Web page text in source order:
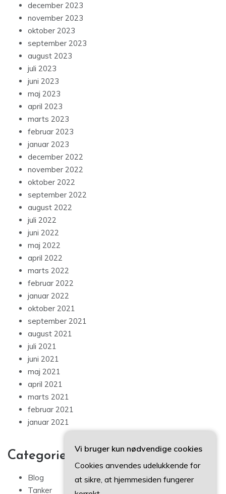
december 2023
november 2023
oktober 2023
september 2023
august 2023
juli 2023
juni 2023
maj 2023
april 2023
marts 2023
februar 2023
januar 2023
december 2022
november 2022
oktober 2022
september 2022
august 2022
juli 2022
juni 2022
maj 2022
april 2022
marts 2022
februar 2022
januar 2022
oktober 2021
september 2021
august 2021
juli 2021
juni 2021
maj 2021
april 2021
marts 2021
februar 2021
januar 2021
Categories
Blog
Tanker
Vi bruger kun nødvendige cookies
Cookies anvendes udelukkende for
at sikre, at hjemmesiden fungerer